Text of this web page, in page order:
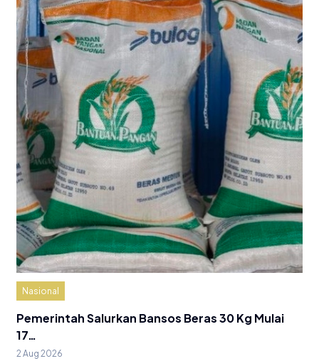
Nasional
Pemerintah Salurkan Bansos Beras 30 Kg Mulai
17…
2 Aug 2026